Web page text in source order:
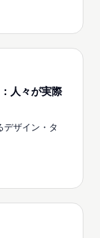
人々が実際
デザイン・タ